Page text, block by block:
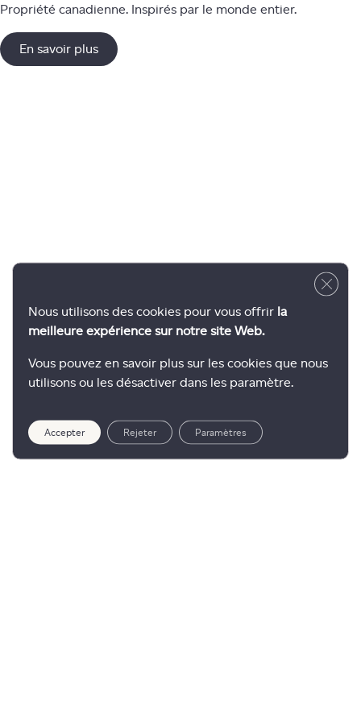
Propriété canadienne. Inspirés par le monde entier.
En savoir plus
Nous utilisons des cookies pour vous offrir la
meilleure expérience sur notre site Web.
Vous pouvez en savoir plus sur les cookies que nous
utilisons ou les désactiver dans les paramètre.
Accepter Rejeter Paramètres
Close